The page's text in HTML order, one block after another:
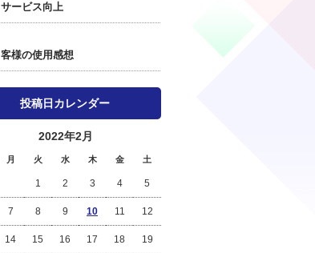
サービス向上
客様の使用感想
投稿日カレンダー
2022年2月
月 火 水 木 金 土
1 2 3 4 5
7 8 9 10 11 12
14 15 16 17 18 19